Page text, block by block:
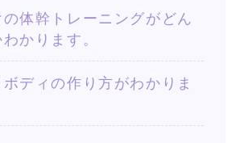
体幹トレーニングがどん
かります。
ボディの作り方がわかりま